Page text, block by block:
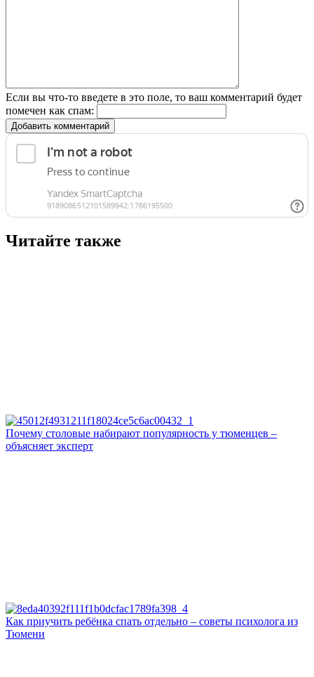
Если вы что-то введете в это поле, то ваш комментарий будет
помечен как спам:
Добавить комментарий
Читайте также
Почему столовые набирают популярность у тюменцев –
объясняет эксперт
Как приучить ребёнка спать отдельно – советы психолога из
Тюмени